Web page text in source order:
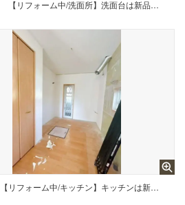
【リフォーム中/洗面所】洗面台は新品に交換します。
【リフォーム中/キッチン】キッチンは新品に交換します。